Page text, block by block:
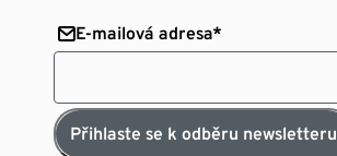
E-mailová adresa*
Přihlaste se k odběru newsletteru